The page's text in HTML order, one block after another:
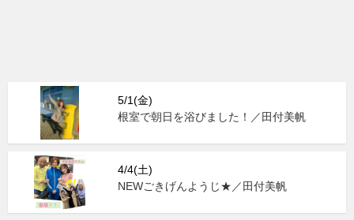
5/1(金)
根室で朝日を浴びました！／田付美帆
4/4(土)
NEWごきげんようじ★／田付美帆